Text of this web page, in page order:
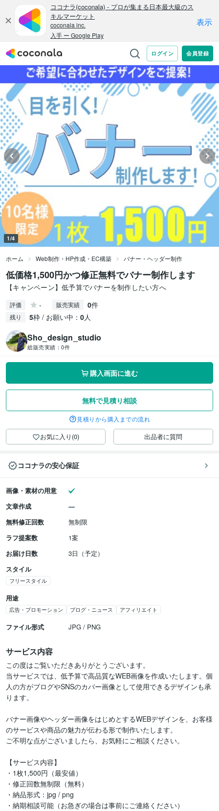
1/4
ホーム Web制作・HP作成・EC構築 バナー・ヘッダー制作
低価格1,500円かつ修正無料でバナー制作します
【キャンペーン】低予算でバナーを制作したい方へ
評価 - 販売実績 0件
残り 5枠 / お願い中： 0人
Sho_design_studio
総販売実績： 0件
購入画面に進む
無料で見積り相談
見積りから購入までの流れ
お気に入り(0) 出品者に質問
ココナラの安心保証
画像・素材の用意
文章作成
無料修正回数
無制限
ラフ提案数
1案
お届け日数
3日（予定）
スタイル
フリースタイル
用途
広告・プロモーション ブログ・ニュース アフィリエイト
ファイル形式 JPG / PNG
サービス内容
この度はご覧いただきありがとうございます。
当サービスでは、低予算で高品質なWEB画像を作成いたします。個
人の方がブログやSNSのカバー画像として使用できるデザインも承
ります。
バナー画像やヘッダー画像をはじめとするWEBデザインを、お客様
のサービスや商品の魅力が伝わる形で制作いたします。
ご不明な点がございましたら、お気軽にご相談ください。
【サービス内容】
・1枚1,500円（最安値）
・修正回数無制限（無料）
・納品形式：jpg / png
・納期相談可能（お急ぎの場合は事前にご連絡ください）